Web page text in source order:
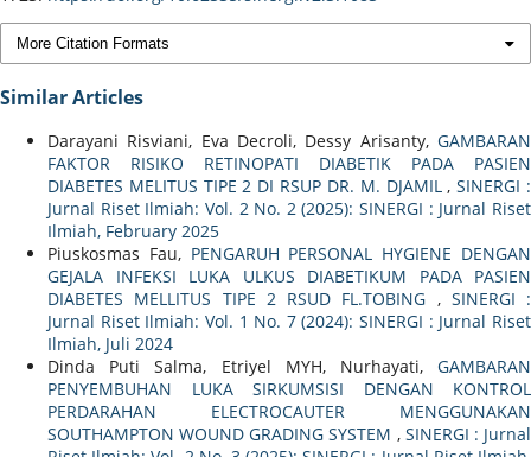
More Citation Formats
Similar Articles
Darayani Risviani, Eva Decroli, Dessy Arisanty, GAMBARAN
FAKTOR RISIKO RETINOPATI DIABETIK PADA PASIEN
DIABETES MELITUS TIPE 2 DI RSUP DR. M. DJAMIL,SINERGI :
Jurnal Riset Ilmiah: Vol. 2 No. 2 (2025): SINERGI : Jurnal Riset
Ilmiah, February 2025
Piuskosmas Fau, PENGARUH PERSONAL HYGIENE DENGAN
GEJALA INFEKSI LUKA ULKUS DIABETIKUM PADA PASIEN
DIABETES MELLITUS TIPE 2 RSUD FL.TOBING , SINERGI :
Jurnal Riset Ilmiah: Vol. 1 No. 7 (2024): SINERGI : Jurnal Riset
Ilmiah, Juli 2024
Dinda Puti Salma, Etriyel MYH, Nurhayati, GAMBARAN
PENYEMBUHAN LUKA SIRKUMSISI DENGAN KONTROL
PERDARAHAN ELECTROCAUTER MENGGUNAKAN
SOUTHAMPTON WOUND GRADING SYSTEM , SINERGI : Jurnal